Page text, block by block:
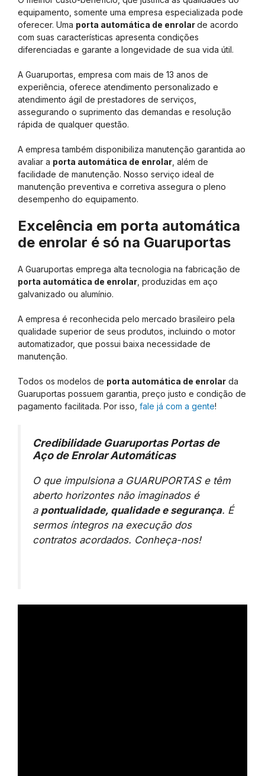
equipamento, somente uma empresa especializada pode
oferecer. Uma porta automática de enrolarde acordo
com suas características apresenta condições
diferenciadas e garante a longevidade de sua vida útil.
A Guaruportas, empresa com mais de 13 anos de
experiência, oferece atendimento personalizado e
atendimento ágil de prestadores de serviços,
assegurando o suprimento das demandas e resolução
rápida de qualquer questão.
A empresa também disponibiliza manutenção garantida ao
avaliar a porta automática de enrolar , além de
facilidade de manutenção. Nosso serviço ideal de
manutenção preventiva e corretiva assegura o pleno
desempenho do equipamento.
Excelência em porta automática
de enrolar é só na Guaruportas
A Guaruportas emprega alta tecnologia na fabricação de
porta automática de enrolar , produzidas em aço
galvanizado ou alumínio.
A empresa é reconhecida pelo mercado brasileiro pela
qualidade superior de seus produtos, incluindo o motor
automatizador, que possui baixa necessidade de
manutenção.
Todos os modelos de porta automática de enrolar da
Guaruportas possuem garantia, preço justo e condição de
pagamento facilitada. Por isso, fale já com a gente!
Credibilidade Guaruportas Portas de
Aço de Enrolar Automáticas
O que impulsiona a GUARUPORTAS e têm
aberto horizontes não imaginados é
a pontualidade, qualidade e segurança. É
sermos íntegros na execução dos
contratos acordados. Conheça-nos!